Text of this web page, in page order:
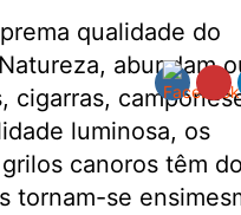
qualidade do
abundam
cigarras,
luminosa, os
canoros têm
tornam-se